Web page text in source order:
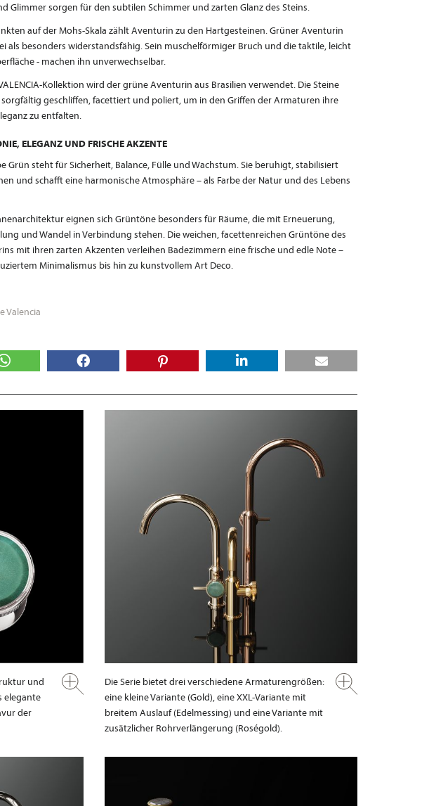
Glimmer sorgen für den subtilen Schimmer und zarten Glanz des Steins.
auf der Mohs-Skala zählt Aventurin zu den Hartgesteinen. Grüner Aventurin
als besonders widerstandsfähig. Sein muschelförmiger Bruch und die taktile, leicht
- machen ihn unverwechselbar.
Kollektion wird der grüne Aventurin aus Brasilien verwendet. Die Steine
geschliffen, facettiert und poliert, um in den Griffen der Armaturen ihre
zu entfalten.
ELEGANZ UND FRISCHE AKZENTE
Grün steht für Sicherheit, Balance, Fülle und Wachstum. Sie beruhigt, stabilisiert
und schafft eine harmonische Atmosphäre – als Farbe der Natur und des Lebens
eignen sich Grüntöne besonders für Räume, die mit Erneuerung,
und Wandel in Verbindung stehen. Die weichen, facettenreichen Grüntöne des
mit ihren zarten Akzenten verleihen Badezimmern eine frische und edle Note –
Minimalismus bis hin zu kunstvollem Art Deco.
Valencia
und
elegante
der
Die Serie bietet drei verschiedene Armaturengrößen:
eine kleine Variante (Gold), eine XXL-Variante mit
breitem Auslauf (Edelmessing) und eine Variante mit
zusätzlicher Rohrverlängerung (Roségold).